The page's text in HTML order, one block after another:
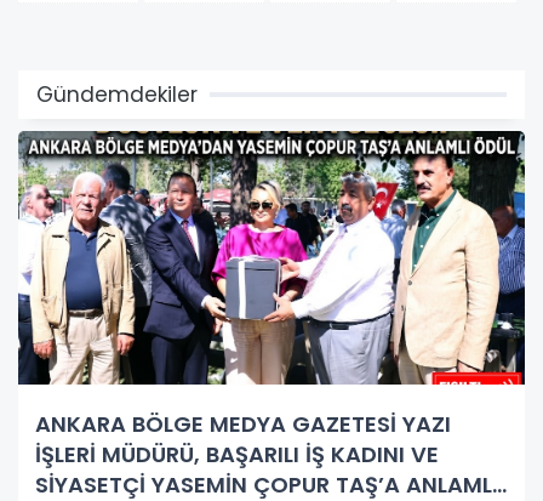
Gündemdekiler
ANKARA BÖLGE MEDYA GAZETESİ YAZI
İŞLERİ MÜDÜRÜ, BAŞARILI İŞ KADINI VE
SİYASETÇİ YASEMİN ÇOPUR TAŞ’A ANLAMLI